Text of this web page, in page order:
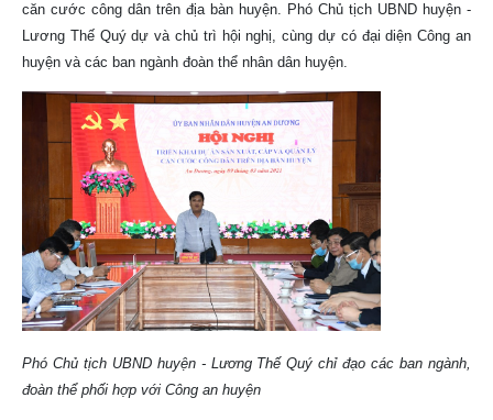
căn cước công dân trên địa bàn huyện. Phó Chủ tịch UBND huyện -
Lương Thế Quý dự và chủ trì hội nghị, cùng dự có đại diện Công an
huyện và các ban ngành đoàn thể nhân dân huyện.
Phó Chủ tịch UBND huyện - Lương Thế Quý chỉ đạo các ban ngành,
đoàn thể phối hợp với Công an huyện